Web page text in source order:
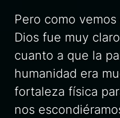
Pero como
Dios fue muy
cuanto a que la
humanidad era
fortaleza física
nos